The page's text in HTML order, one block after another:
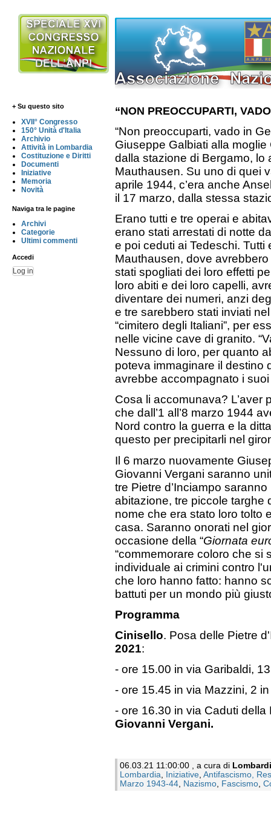
+ Su questo sito
XVII° Congresso
150° Unità d'Italia
Archivio
Attività in Lombardia
Costituzione e Diritti
Documenti
Iniziative
Memoria
Novità
Naviga tra le pagine
Archivi
Categorie
Ultimi commenti
Accedi
Log in
“NON PREOCCUPARTI,
“Non preoccuparti, vado in
Giuseppe Galbiati alla
dalla stazione di Bergamo, lo
Mauthausen. Su uno di quei
aprile 1944, c’era anche
il 17 marzo, dalla stessa
Erano tutti e tre operai e
erano stati arrestati di notte
e poi ceduti ai Tedeschi. Tutti
Mauthausen, dove
stati spogliati dei loro effetti
loro abiti e dei loro capelli,
diventare dei numeri, anzi
e tre sarebbero stati inviati
“cimitero degli Italiani”, per
nelle vicine cave di granito.
Nessuno di loro, per quanto
poteva immaginare il destino
avrebbe accompagnato i
Cosa li accomunava? L’aver
che dall’1 all’8 marzo 1944
Nord contro la guerra e la
questo per precipitarli nel
Il 6 marzo nuovamente
Giovanni Vergani saranno
tre Pietre d’Inciampo
abitazione, tre piccole targhe
nome che era stato loro tolto
casa. Saranno onorati nel
occasione della “Giornata
“commemorare coloro che si
individuale ai crimini contro
che loro hanno fatto: hanno
battuti per un mondo più
Programma
Cinisello. Posa delle Pietre
2021:
- ore 15.00 in via Garibaldi,
- ore 15.45 in via Mazzini, 2
- ore 16.30 in via Caduti
Giovanni Vergani.
06.03.21 11:00:00 , a cura di
Lombardia
Iniziative Antifascismo,
Marzo 1943-44 Nazismo Fascismo